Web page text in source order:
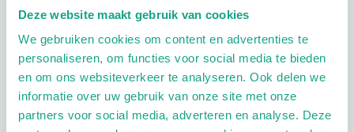
Deze website maakt gebruik van cookies
We gebruiken cookies om content en advertenties te
personaliseren, om functies voor social media te bieden
en om ons websiteverkeer te analyseren. Ook delen we
informatie over uw gebruik van onze site met onze
partners voor social media, adverteren en analyse. Deze
pedicure.